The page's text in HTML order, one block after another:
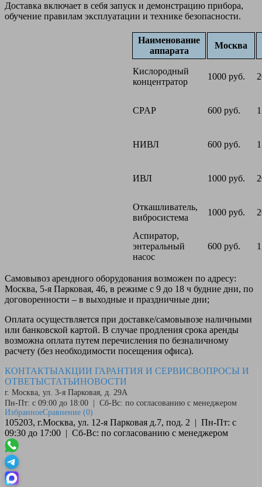
Доставка включает в себя запуск и демонстрацию прибора,
обучение правилам эксплуатации и технике безопасности.
Наименование
аппарата
Москва
Кислородный
концентратор
1000 руб.
CPAP 600 руб.
НИВЛ 600 руб.
ИВЛ 1000 руб.
Откашливатель,
вибросистема
1000 руб.
Аспиратор,
энтеральный
насос
600 руб.
Самовывоз арендного оборудования возможен по адресу:
Москва, 5-я Парковая, 46, в режиме с 9 до 18 ч будние дни, по
договоренности – в выходные и праздничные дни;
Оплата осуществляется при доставке/самовывозе наличными
или банковской картой. В случае продления срока аренды
возможна оплата путем перечисления по безналичному
расчету (без необходимости посещения офиса).
КОНТАКТЫАКЦИИ ГАРАНТИЯ И СЕРВИСВОПРОСЫ И
ОТВЕТЫСТАТЬИНОВОСТИ
г. Москва, ул. 3-я Парковая, д. 29А
Пн-Пт: с 09:00 до 18:00 | Сб-Вс: по согласованию с менеджером
ИзбранноеСравнение (0)
105203, г.Москва, ул. 12-я Парковая д.7, под. 2 | Пн-Пт: с
09:30 до 17:00 | Сб-Вс: по согласованию с менеджером